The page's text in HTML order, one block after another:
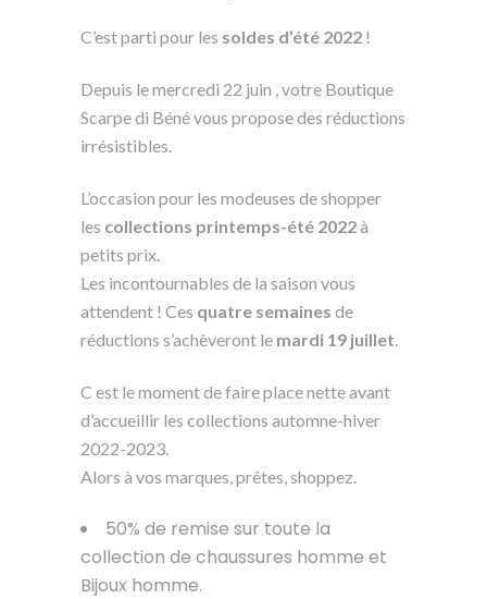
C’est parti pour les soldes d’été 2022 !
Depuis le mercredi 22 juin , votre Boutique
Scarpe di Béné vous propose des réductions
irrésistibles.
L’occasion pour les modeuses de shopper
les collections printemps-été 2022à
petits prix.
Les incontournables de la saison vous
attendent ! Ces quatre semaines de
réductions s’achèveront le mardi 19 juillet.
C est le moment de faire place nette avant
d’accueillir les collections automne-hiver
2022-2023.
Alors à vos marques, prêtes, shoppez.
50% de remise sur toute la
collection de chaussures homme et
Bijoux homme.